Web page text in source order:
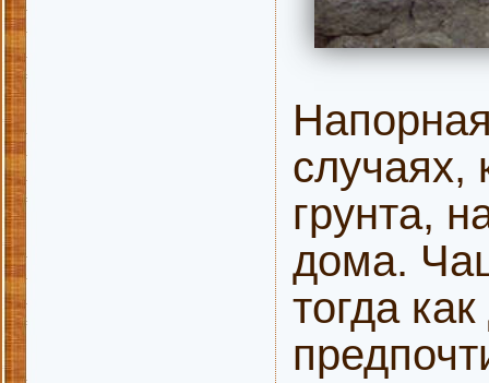
случаях,
грунта,
дома.
тогда